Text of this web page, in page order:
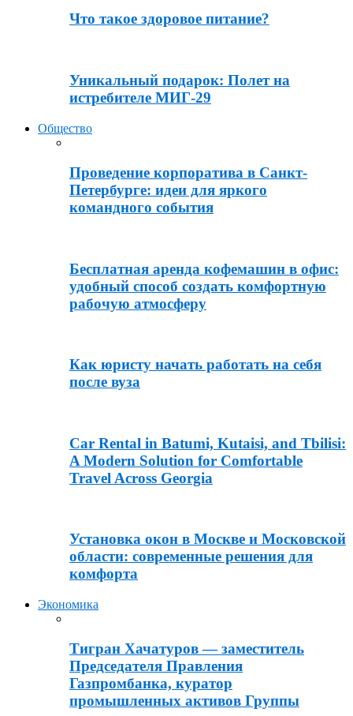
Что такое здоровое питание?
Уникальный подарок: Полет на
истребителе МИГ-29
Общество
Проведение корпоратива в Санкт-
Петербурге: идеи для яркого
командного события
Бесплатная аренда кофемашин в офис:
удобный способ создать комфортную
рабочую атмосферу
Как юристу начать работать на себя
после вуза
Car Rental in Batumi, Kutaisi, and Tbilisi:
A Modern Solution for Comfortable
Travel Across Georgia
Установка окон в Москве и Московской
области: современные решения для
комфорта
Экономика
Тигран Хачатуров — заместитель
Председателя Правления
Газпромбанка, куратор
промышленных активов Группы